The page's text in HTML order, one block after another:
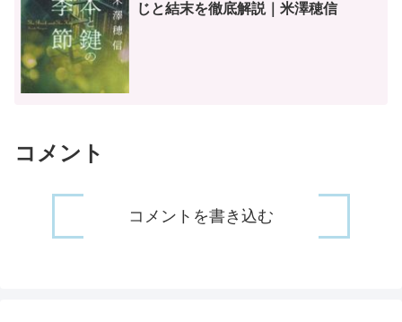
じと結末を徹底解説｜米澤穂信
コメント
コメントを書き込む